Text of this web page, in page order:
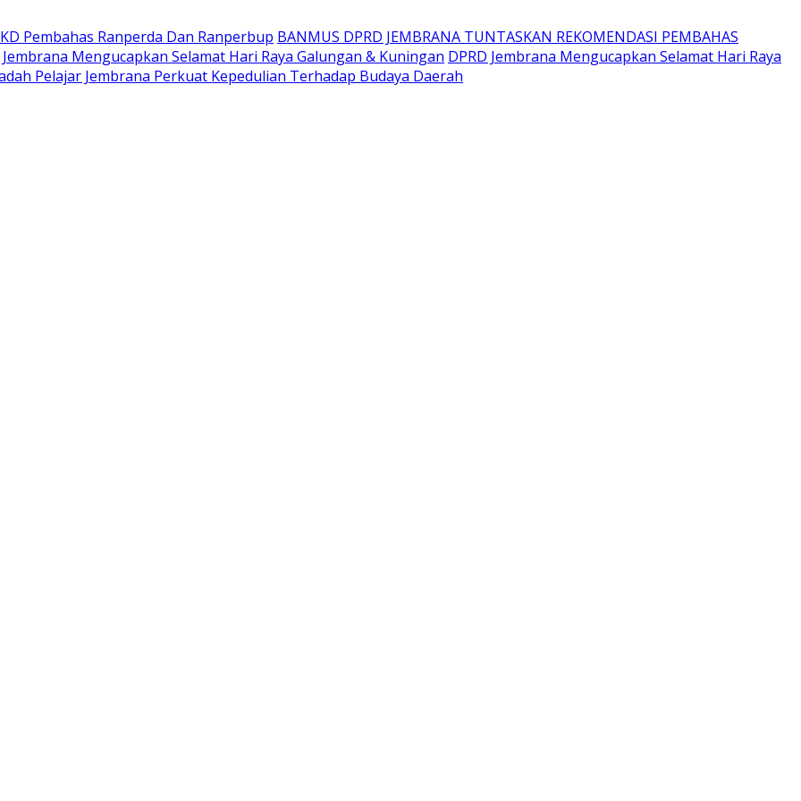
Pembahas Ranperda Dan Ranperbup BANMUS DPRD JEMBRANA TUNTASKAN REKOMENDASI PEMBAHAS
Mengucapkan Selamat Hari Raya Galungan & Kuningan DPRD Jembrana Mengucapkan Selamat Hari Raya
Pelajar Jembrana Perkuat Kepedulian Terhadap Budaya Daerah